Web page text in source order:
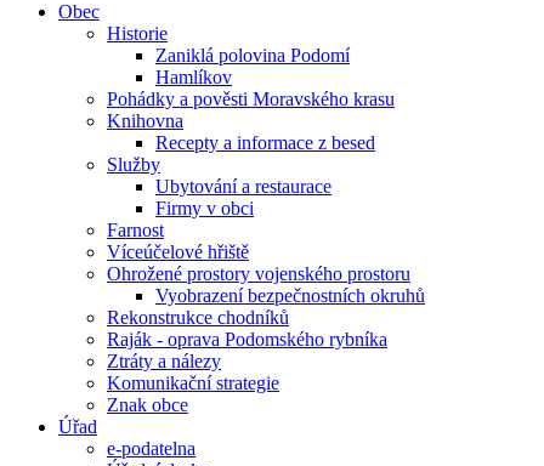
Obec
Historie
Zaniklá polovina Podomí
Hamlíkov
Pohádky a pověsti Moravského krasu
Knihovna
Recepty a informace z besed
Služby
Ubytování a restaurace
Firmy v obci
Farnost
Víceúčelové hřiště
Ohrožené prostory vojenského prostoru
Vyobrazení bezpečnostních okruhů
Rekonstrukce chodníků
Raják - oprava Podomského rybníka
Ztráty a nálezy
Komunikační strategie
Znak obce
Úřad
e-podatelna